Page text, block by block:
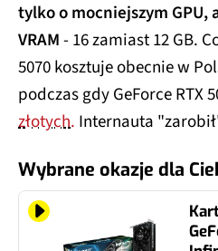
tylko o mocniejszym GPU,
VRAM- 16 zamiast 12 GB.
5070 kosztuje obecnie w
podczas gdy GeForce RTX
złotych. Internauta
Wybrane okazje dla